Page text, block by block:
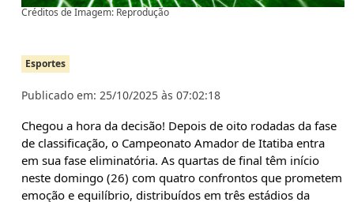
Créditos de Imagem: Reprodução
Esportes
Publicado em: 25/10/2025 às 07:02:18
Chegou a hora da decisão! Depois de oito rodadas da fase
de classificação, o Campeonato Amador de Itatiba entra
em sua fase eliminatória. As quartas de final têm início
neste domingo (26) com quatro confrontos que prometem
emoção e equilíbrio, distribuídos em três estádios da